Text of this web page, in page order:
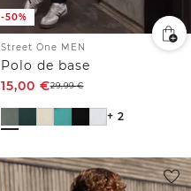
-50%
Street One MEN
Polo de base
15,00 €29,99€
+ 2